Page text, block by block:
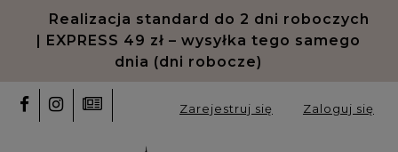
Realizacja standard do 2 dni roboczych
| EXPRESS 49 zł – wysyłka tego samego
dnia (dni robocze)
Zarejestruj się Zaloguj się